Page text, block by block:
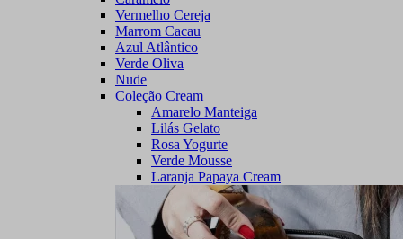
Vermelho Cereja
Marrom Cacau
Azul Atlântico
Verde Oliva
Nude
Coleção Cream
Amarelo Manteiga
Lilás Gelato
Rosa Yogurte
Verde Mousse
Laranja Papaya Cream